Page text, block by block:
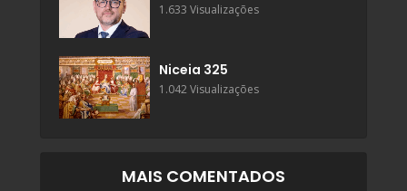
1.633 Visualizações
Niceia 325
1.042 Visualizações
MAIS COMENTADOS